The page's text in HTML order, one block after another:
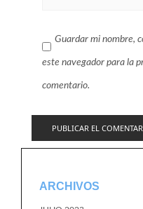
Guardar mi nombre,
este navegador para la
comentario.
ARCHIVOS